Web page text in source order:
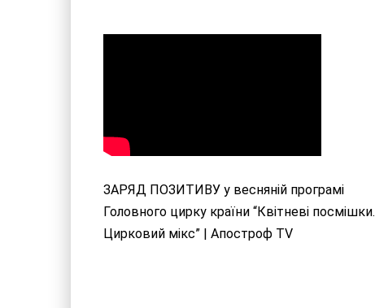
ЗАРЯД ПОЗИТИВУ у весняній програмі
Головного цирку країни “Квітневі посмішки.
Цирковий мікс” | Апостроф TV